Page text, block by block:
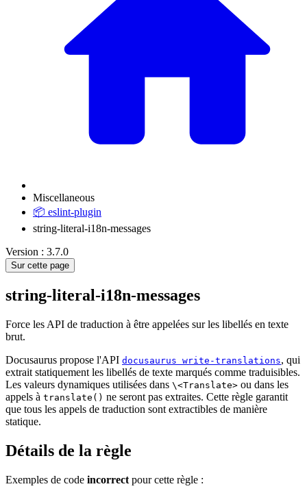
Miscellaneous
📦 eslint-plugin
string-literal-i18n-messages
Version : 3.7.0
Sur cette page
string-literal-i18n-messages
Force les API de traduction à être appelées sur les libellés en texte
brut.
Docusaurus propose l'API docusaurus write-translations, qui
extrait statiquement les libellés de texte marqués comme traduisibles.
Les valeurs dynamiques utilisées dans \<Translate> ou dans les
appels à translate() ne seront pas extraites. Cette règle garantit
que tous les appels de traduction sont extractibles de manière
statique.
Détails de la règle
Exemples de code incorrect pour cette règle :